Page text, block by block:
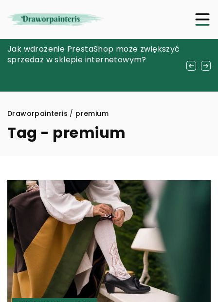
Jakie korzyści dla skóry mogą przynieść
krople propolisowe?
Jak wdrożenie PrestaShop może zwiększyć
sprzedaż w sklepie internetowym?
Innowacyjne podejście do projektowania
schematów elektrycznych: Kluczowe
Draworpainteris / premium
Tag - premium